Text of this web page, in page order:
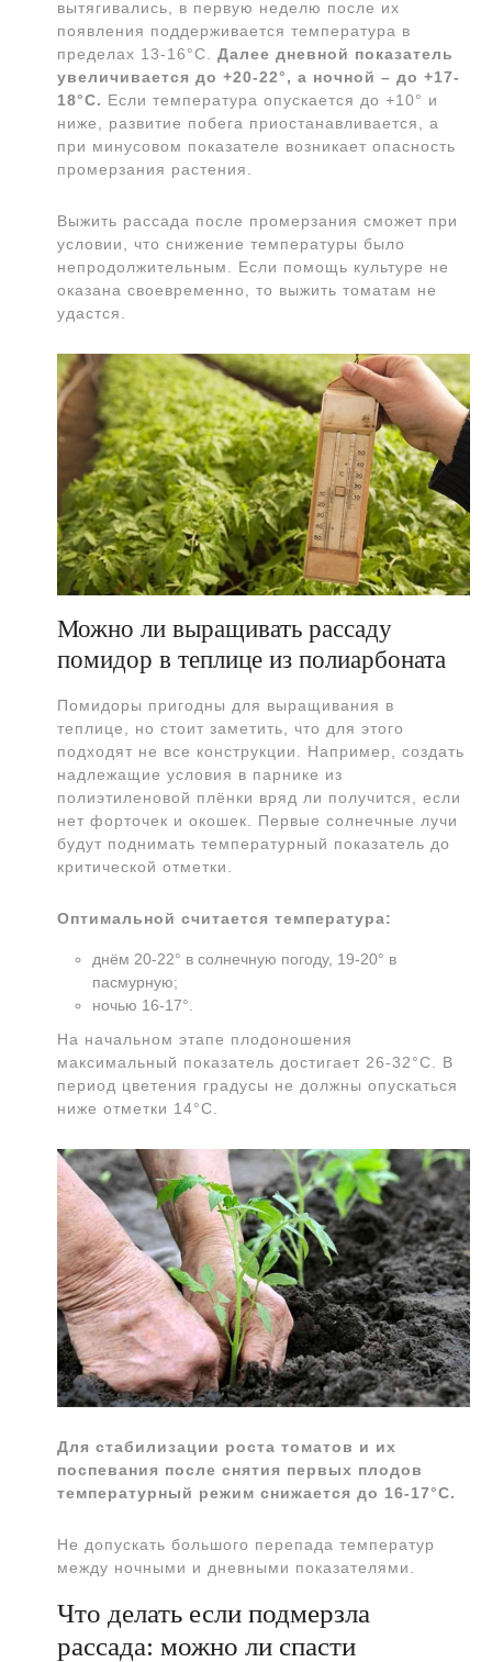
вытягивались, в первую неделю после их
появления поддерживается температура в
пределах 13-16°С. Далее дневной показатель
увеличивается до +20-22°, а ночной – до +17-
18°С. Если температура опускается до +10° и
ниже, развитие побега приостанавливается, а
при минусовом показателе возникает опасность
промерзания растения.
Выжить рассада после промерзания сможет при
условии, что снижение температуры было
непродолжительным. Если помощь культуре не
оказана своевременно, то выжить томатам не
удастся.
Можно ли выращивать рассаду
помидор в теплице из полиарбоната
Помидоры пригодны для выращивания в
теплице, но стоит заметить, что для этого
подходят не все конструкции. Например, создать
надлежащие условия в парнике из
полиэтиленовой плёнки вряд ли получится, если
нет форточек и окошек. Первые солнечные лучи
будут поднимать температурный показатель до
критической отметки.
Оптимальной считается температура:
днём 20-22° в солнечную погоду, 19-20° в
пасмурную;
ночью 16-17°.
На начальном этапе плодоношения
максимальный показатель достигает 26-32°С. В
период цветения градусы не должны опускаться
ниже отметки 14°С.
Для стабилизации роста томатов и их
поспевания после снятия первых плодов
температурный режим снижается до 16-17°С.
Не допускать большого перепада температур
между ночными и дневными показателями.
Что делать если подмерзла
рассада: можно ли спасти